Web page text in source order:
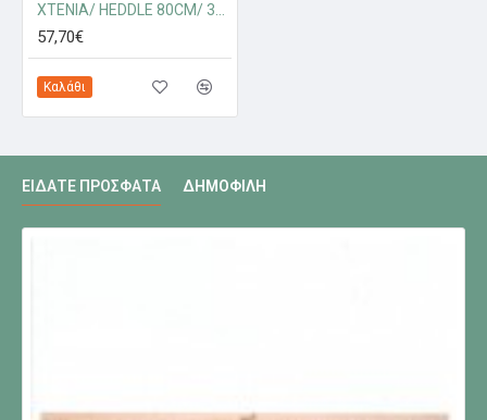
XTENIA/ HEDDLE 80CM/ 32IN 332 5 DENT
57,70€
Καλάθι
ΕΊΔΑΤΕ ΠΡΌΣΦΑΤΑ ΔΗΜΟΦΙΛΉ